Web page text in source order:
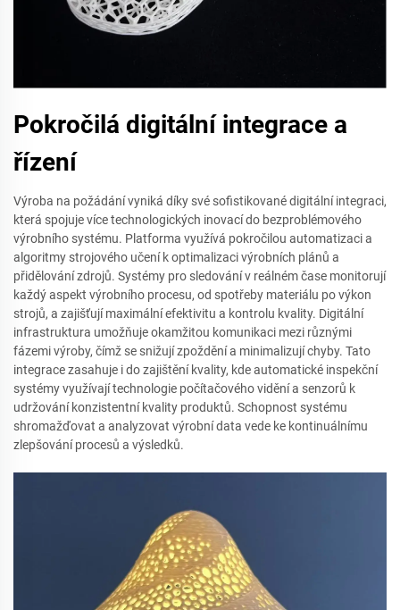
Pokročilá digitální integrace a
řízení
Výroba na požádání vyniká díky své sofistikované digitální integraci,
která spojuje více technologických inovací do bezproblémového
výrobního systému. Platforma využívá pokročilou automatizaci a
algoritmy strojového učení k optimalizaci výrobních plánů a
přidělování zdrojů. Systémy pro sledování v reálném čase monitorují
každý aspekt výrobního procesu, od spotřeby materiálu po výkon
strojů, a zajišťují maximální efektivitu a kontrolu kvality. Digitální
infrastruktura umožňuje okamžitou komunikaci mezi různými
fázemi výroby, čímž se snižují zpoždění a minimalizují chyby. Tato
integrace zasahuje i do zajištění kvality, kde automatické inspekční
systémy využívají technologie počítačového vidění a senzorů k
udržování konzistentní kvality produktů. Schopnost systému
shromažďovat a analyzovat výrobní data vede ke kontinuálnímu
zlepšování procesů a výsledků.